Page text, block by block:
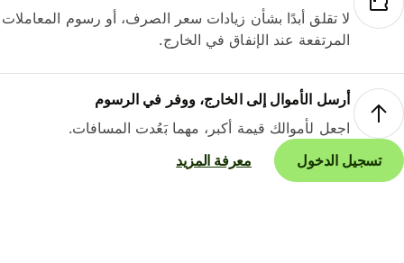
لا تقلق أبدًا بشأن زيادات سعر الصرف، أو رسوم المعاملات
المرتفعة عند الإنفاق في الخارج.
أرسل الأموال إلى الخارج، ووفر في الرسوم
اجعل لأموالك قيمة أكبر، مهما بَعُدت المسافات.
تسجيل الدخول
معرفة المزيد